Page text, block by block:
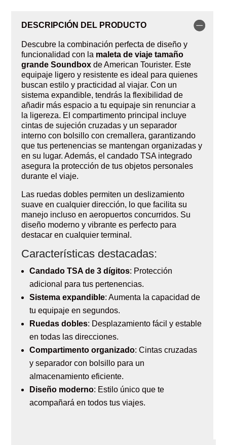
DESCRIPCIÓN DEL PRODUCTO
Descubre la combinación perfecta de diseño y
funcionalidad con la maleta de viaje tamaño
grande Soundbox de American Tourister. Este
equipaje ligero y resistente es ideal para quienes
buscan estilo y practicidad al viajar. Con un
sistema expandible, tendrás la flexibilidad de
añadir más espacio a tu equipaje sin renunciar a
la ligereza. El compartimento principal incluye
cintas de sujeción cruzadas y un separador
interno con bolsillo con cremallera, garantizando
que tus pertenencias se mantengan organizadas y
en su lugar. Además, el candado TSA integrado
asegura la protección de tus objetos personales
durante el viaje.
Las ruedas dobles permiten un deslizamiento
suave en cualquier dirección, lo que facilita su
manejo incluso en aeropuertos concurridos. Su
diseño moderno y vibrante es perfecto para
destacar en cualquier terminal.
Características destacadas:
Candado TSA de 3 dígitos: Protección
adicional para tus pertenencias.
Sistema expandible: Aumenta la capacidad de
tu equipaje en segundos.
Ruedas dobles: Desplazamiento fácil y estable
en todas las direcciones.
Compartimento organizado: Cintas cruzadas
y separador con bolsillo para un
almacenamiento eficiente.
Diseño moderno: Estilo único que te
acompañará en todos tus viajes.